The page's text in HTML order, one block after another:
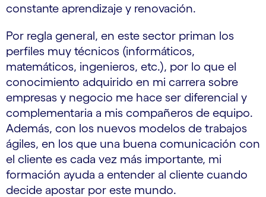
constante aprendizaje y renovación.
Por regla general, en este sector priman los
perfiles muy técnicos (informáticos,
matemáticos, ingenieros, etc.), por lo que el
conocimiento adquirido en mi carrera sobre
empresas y negocio me hace ser diferencial y
complementaria a mis compañeros de equipo.
Además, con los nuevos modelos de trabajos
ágiles, en los que una buena comunicación con
el cliente es cada vez más importante, mi
formación ayuda a entender al cliente cuando
decide apostar por este mundo.